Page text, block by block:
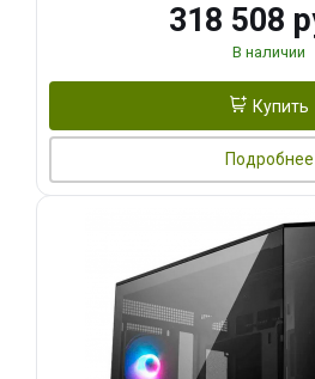
318 508
В наличии
Купить
Подробнее